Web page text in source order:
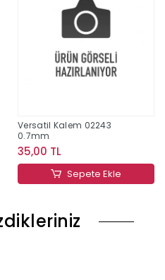
Versatil Kalem 02243
0.7mm
35,00 TL
Sepete Ekle